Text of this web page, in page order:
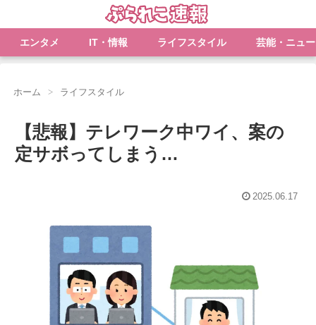
エンタメ IT・情報 ライフスタイル 芸能・ニュ
ホーム ライフスタイル
【悲報】テレワーク中ワイ、案の
定サボってしまう…
2025.06.17